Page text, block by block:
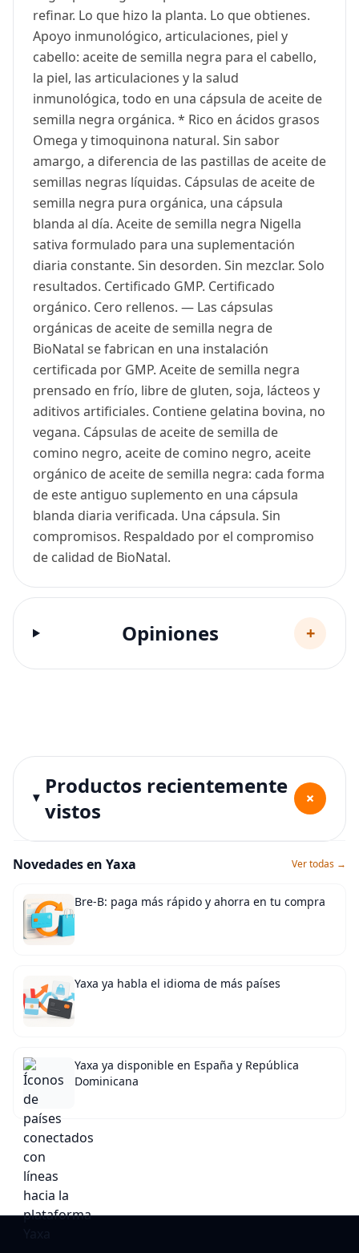
refinar. Lo que hizo la planta. Lo que obtienes.
Apoyo inmunológico, articulaciones, piel y
cabello: aceite de semilla negra para el cabello,
la piel, las articulaciones y la salud
inmunológica, todo en una cápsula de aceite de
semilla negra orgánica. * Rico en ácidos grasos
Omega y timoquinona natural. Sin sabor
amargo, a diferencia de las pastillas de aceite de
semillas negras líquidas. Cápsulas de aceite de
semilla negra pura orgánica, una cápsula
blanda al día. Aceite de semilla negra Nigella
sativa formulado para una suplementación
diaria constante. Sin desorden. Sin mezclar. Solo
resultados. Certificado GMP. Certificado
orgánico. Cero rellenos. — Las cápsulas
orgánicas de aceite de semilla negra de
BioNatal se fabrican en una instalación
certificada por GMP. Aceite de semilla negra
prensado en frío, libre de gluten, soja, lácteos y
aditivos artificiales. Contiene gelatina bovina, no
vegana. Cápsulas de aceite de semilla de
comino negro, aceite de comino negro, aceite
orgánico de aceite de semilla negra: cada forma
de este antiguo suplemento en una cápsula
blanda diaria verificada. Una cápsula. Sin
compromisos. Respaldado por el compromiso
de calidad de BioNatal.
Opiniones +
Productos recientemente
vistos
+
Novedades en Yaxa Ver todas →
Bre-B: paga más rápido y ahorra en tu compra
Yaxa ya habla el idioma de más países
Yaxa ya disponible en España y República
Dominicana